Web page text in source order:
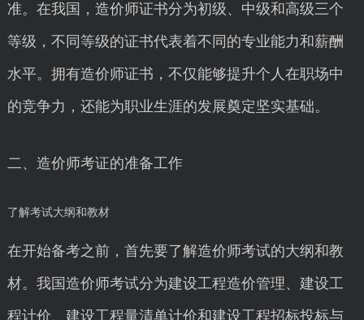
准。在我国，造价师证书分为初级、中级和高级三个
等级，不同等级的证书代表着不同的专业能力和薪酬
水平。拥有造价师证书，不仅能够提升个人在职场中
的竞争力，还能为职业生涯的发展奠定坚实基础。
二、造价师考证的准备工作
了解考试大纲和教材
在开始备考之前，首先要了解造价师考试的大纲和教
材。我国造价师考试分为建设工程造价管理、建设工
程计价、建设工程量清单计价和建设工程招标投标与